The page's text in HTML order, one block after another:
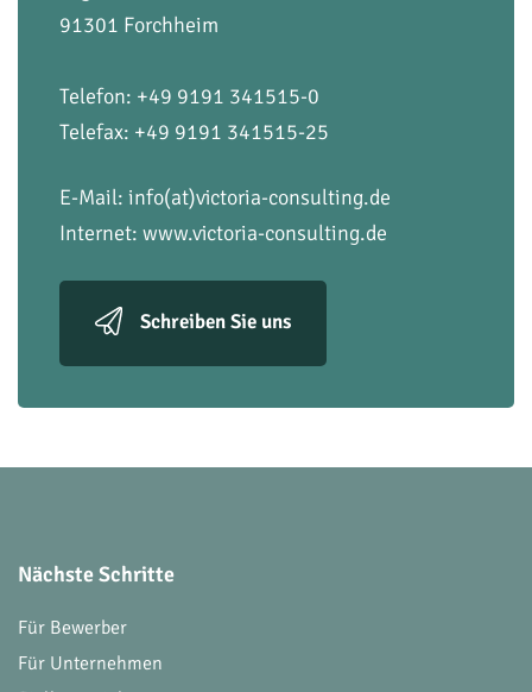
91301 Forchheim
Telefon: +49 9191 341515-0
Telefax: +49 9191 341515-25
E-Mail: info(at)victoria-consulting.de
Internet: www.victoria-consulting.de
Schreiben Sie uns
Nächste Schritte
Für Bewerber
Für Unternehmen